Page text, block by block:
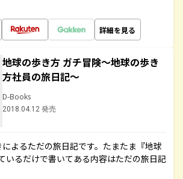
詳細を見る
地球の歩き方 ガチ冒険～地球の歩き
方社員の旅日記～
D-Books
2018.04.12 発売
よるただの旅日記です。たまたま『地球
いるだけで書いてある内容はただの旅日記